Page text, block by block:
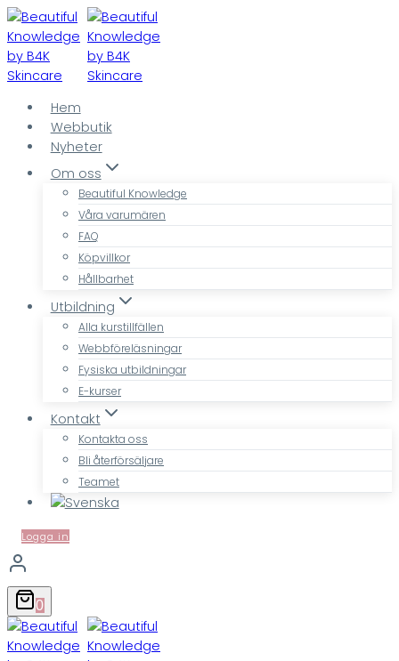
Skip
to
content
Hem
Webbutik
Nyheter
Om oss
Beautiful Knowledge
Våra varumären
FAQ
Köpvillkor
Hållbarhet
Utbildning
Alla kurstillfällen
Webbföreläsningar
Fysiska utbildningar
E-kurser
Kontakt
Kontakta oss
Bli återförsäljare
Teamet
Logga in
0